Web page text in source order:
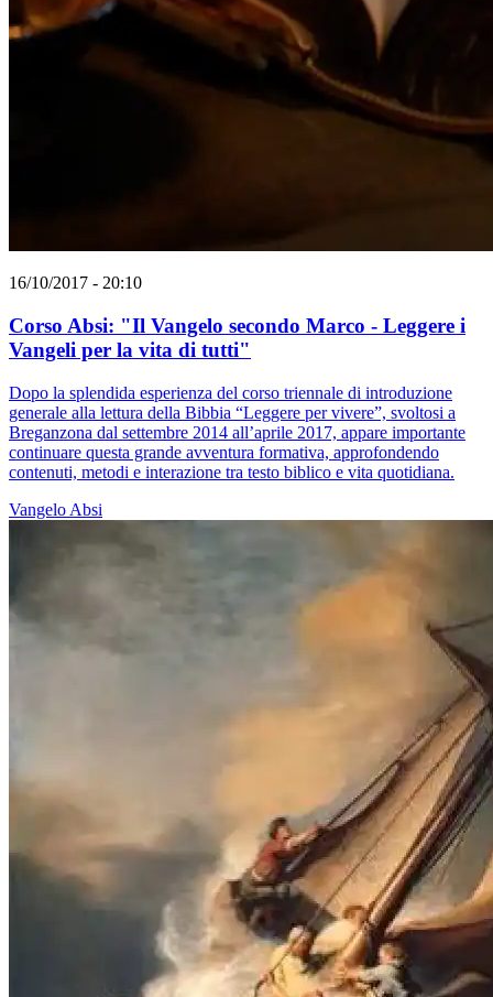
16/10/2017 - 20:10
Corso Absi: "Il Vangelo secondo Marco - Leggere i
Vangeli per la vita di tutti"
Dopo la splendida esperienza del corso triennale di introduzione
generale alla lettura della Bibbia “Leggere per vivere”, svoltosi a
Breganzona dal settembre 2014 all’aprile 2017, appare importante
continuare questa grande avventura formativa, approfondendo
contenuti, metodi e interazione tra testo biblico e vita quotidiana.
Vangelo Absi